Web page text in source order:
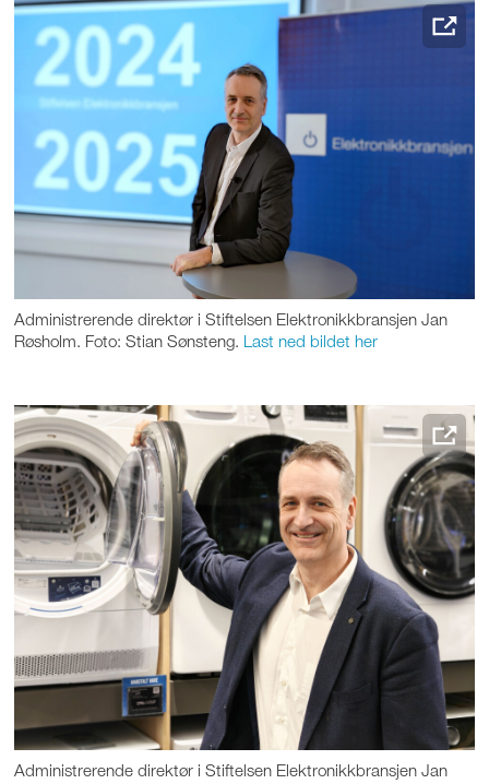
Administrerende direktør i Stiftelsen Elektronikkbransjen Jan
Røsholm. Foto: Stian Sønsteng. Last ned bildet her
Administrerende direktør i Stiftelsen Elektronikkbransjen Jan